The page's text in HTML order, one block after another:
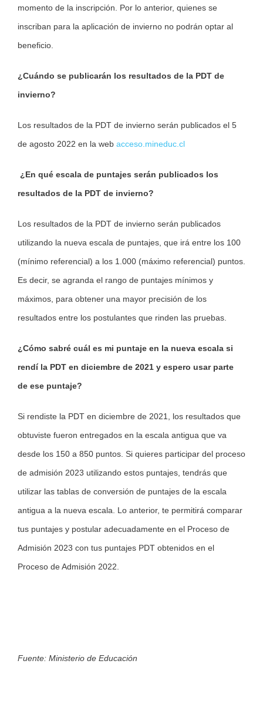
momento de la inscripción. Por lo anterior, quienes se
inscriban para la aplicación de invierno no podrán optar al
beneficio.
¿Cuándo se publicarán los resultados de la PDT de
invierno?
Los resultados de la PDT de invierno serán publicados el 5
de agosto 2022 en la web acceso.mineduc.cl
¿En qué escala de puntajes serán publicados los
resultados de la PDT de invierno?
Los resultados de la PDT de invierno serán publicados
utilizando la nueva escala de puntajes, que irá entre los 100
(mínimo referencial) a los 1.000 (máximo referencial) puntos.
Es decir, se agranda el rango de puntajes mínimos y
máximos, para obtener una mayor precisión de los
resultados entre los postulantes que rinden las pruebas.
¿Cómo sabré cuál es mi puntaje en la nueva escala si
rendí la PDT en diciembre de 2021 y espero usar parte
de ese puntaje?
Si rendiste la PDT en diciembre de 2021, los resultados que
obtuviste fueron entregados en la escala antigua que va
desde los 150 a 850 puntos. Si quieres participar del proceso
de admisión 2023 utilizando estos puntajes, tendrás que
utilizar las tablas de conversión de puntajes de la escala
antigua a la nueva escala. Lo anterior, te permitirá comparar
tus puntajes y postular adecuadamente en el Proceso de
Admisión 2023 con tus puntajes PDT obtenidos en el
Proceso de Admisión 2022.
Fuente: Ministerio de Educación